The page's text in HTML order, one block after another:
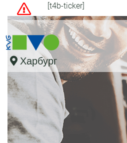
[t4b-ticker]
Харбург